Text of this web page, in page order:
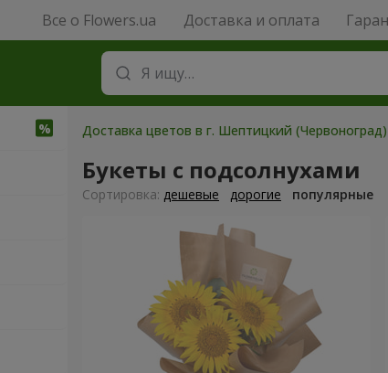
Все о Flowers.ua Доставка и оплата
Доставка цветов в г. Шептицкий (Червоноград)
Букеты с подсолнухами
Cортировка: дешевые дорогие популярные